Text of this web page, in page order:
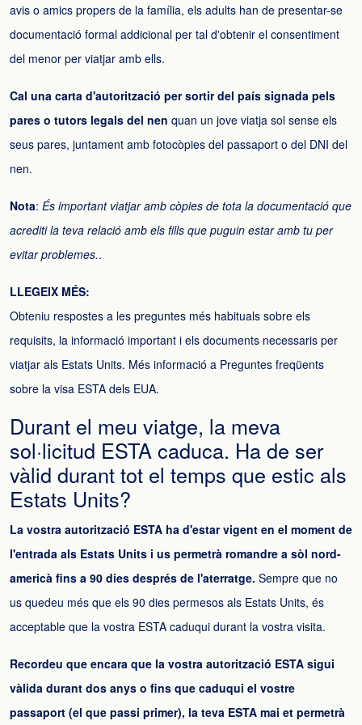
avis o amics propers de la família, els adults han de presentar-se
documentació formal addicional per tal d'obtenir el consentiment
del menor per viatjar amb ells.
Cal una carta d'autorització per sortir del país signada pels
pares o tutors legals del nen quan un jove viatja sol sense els
seus pares, juntament amb fotocòpies del passaport o del DNI del
nen.
Nota: És important viatjar amb còpies de tota la documentació que
acrediti la teva relació amb els fills que puguin estar amb tu per
evitar problemes..
LLEGEIX MÉS:
Obteniu respostes a les preguntes més habituals sobre els
requisits, la informació important i els documents necessaris per
viatjar als Estats Units. Més informació a Preguntes freqüents
sobre la visa ESTA dels EUA.
Durant el meu viatge, la meva
sol·licitud ESTA caduca. Ha de ser
vàlid durant tot el temps que estic als
Estats Units?
La vostra autorització ESTA ha d'estar vigent en el moment de
l'entrada als Estats Units i us permetrà romandre a sòl nord-
americà fins a 90 dies després de l'aterratge. Sempre que no
us quedeu més que els 90 dies permesos als Estats Units, és
acceptable que la vostra ESTA caduqui durant la vostra visita.
Recordeu que encara que la vostra autorització ESTA sigui
vàlida durant dos anys o fins que caduqui el vostre
passaport (el que passi primer), la teva ESTA mai et permetrà